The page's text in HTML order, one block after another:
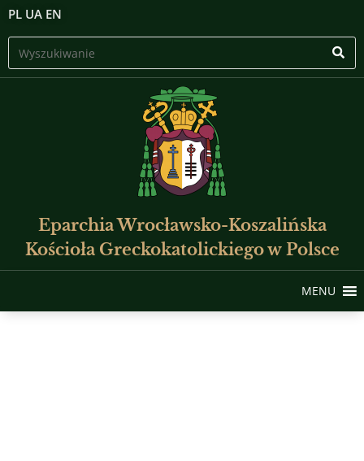
PL UA EN
Eparchia Wrocławsko-Koszalińska
Kościoła Greckokatolickiego w Polsce
MENU